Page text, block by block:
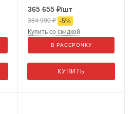
365 655 ₽/шт
384 900₽ -5%
КУПИТЬ
Купить со скидкой
В РАССРОЧКУ